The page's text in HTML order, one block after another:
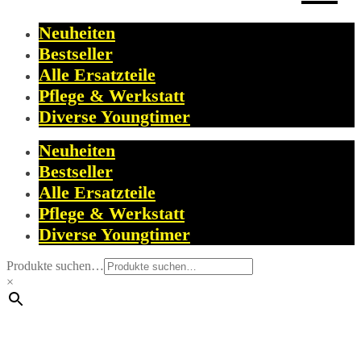
Neuheiten
Bestseller
Alle Ersatzteile
Pflege & Werkstatt
Diverse Youngtimer
Neuheiten
Bestseller
Alle Ersatzteile
Pflege & Werkstatt
Diverse Youngtimer
Produkte suchen…
×